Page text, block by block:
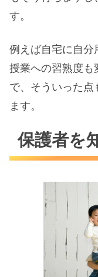
す。
例えば自宅に自分
授業への習熟度も
で、そういった点
ます。
保護者を